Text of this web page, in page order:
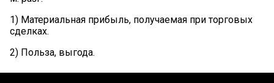
1) Материальная прибыль, получаемая при торговых
сделках.
2) Польза, выгода.